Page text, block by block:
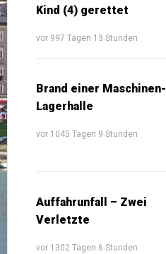
Kind (4) gerettet
vor 997 Tagen 13 Stunden
Brand einer Maschinen-
Lagerhalle
vor 1045 Tagen 9 Stunden
Auffahrunfall – Zwei
Verletzte
vor 1302 Tagen 6 Stunden